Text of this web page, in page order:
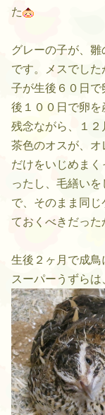
た
グレーの子が、
です。メスでし
子が生後６０日
後１００日で卵を
残念ながら、１２
茶色のオスが、
だけをいじめま
ったし、毛繕い
で、そのまま同
ておくべきだった
生後２ヶ月で成鳥
スーパーうずらは